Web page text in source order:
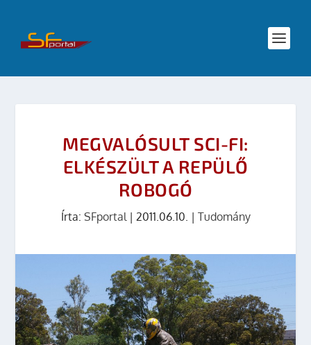
MEGVALÓSULT SCI-FI:
ELKÉSZÜLT A REPÜLŐ
ROBOGÓ
Írta: SFportal| 2011.06.10. | Tudomány